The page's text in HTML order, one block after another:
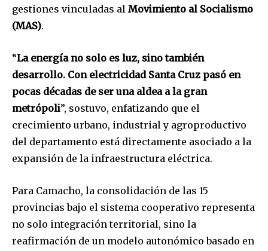
gestiones vinculadas al Movimiento al Socialismo
(MAS).
“La energía no solo es luz, sino también
desarrollo. Con electricidad Santa Cruz pasó en
pocas décadas de ser una aldea a la gran
metrópoli”, sostuvo, enfatizando que el
crecimiento urbano, industrial y agroproductivo
del departamento está directamente asociado a la
expansión de la infraestructura eléctrica.
Para Camacho, la consolidación de las 15
provincias bajo el sistema cooperativo representa
no solo integración territorial, sino la
reafirmación de un modelo autonómico basado en